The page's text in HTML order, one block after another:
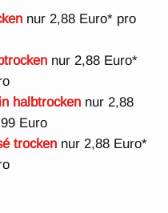
nur 2,88 Euro* pro
nur 2,88 Euro*
halbtrocken nur 2,88
Euro
trocken nur 2,88 Euro*